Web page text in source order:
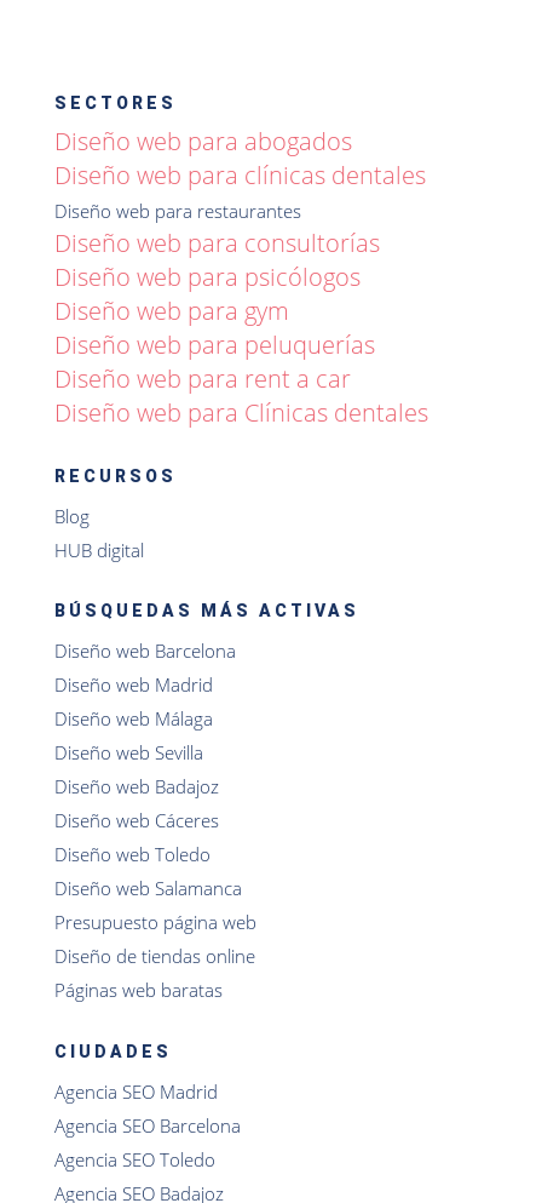
SECTORES
Diseño web para abogados
Diseño web para clínicas dentales
Diseño web para restaurantes
Diseño web para consultorías
Diseño web para psicólogos
Diseño web para gym
Diseño web para peluquerías
Diseño web para rent a car
Diseño web para Clínicas dentales
RECURSOS
Blog
HUB digital
BÚSQUEDAS MÁS ACTIVAS
Diseño web Barcelona
Diseño web Madrid
Diseño web Málaga
Diseño web Sevilla
Diseño web Badajoz
Diseño web Cáceres
Diseño web Toledo
Diseño web Salamanca
Presupuesto página web
Diseño de tiendas online
Páginas web baratas
CIUDADES
Agencia SEO Madrid
Agencia SEO Barcelona
Agencia SEO Toledo
Agencia SEO Badajoz